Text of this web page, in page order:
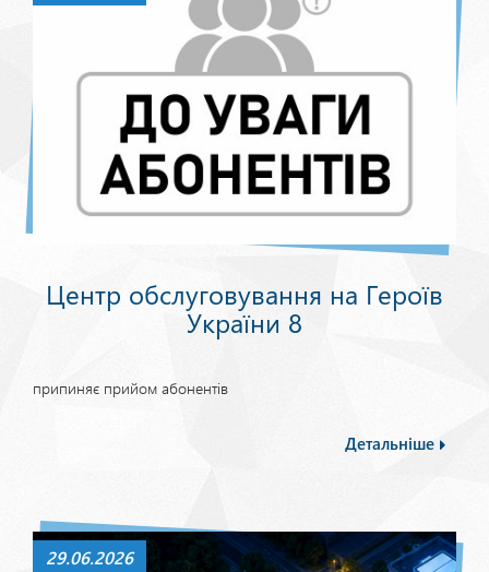
Центр обслуговування на Героїв
України 8
припиняє прийом абонентів
Детальніше
29.06.2026